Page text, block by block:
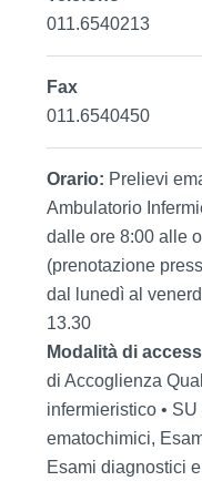
011.6540213
Fax
011.6540450
Orario: Prelievi
Ambulatorio
dalle ore 8:00 alle
(prenotazione
dal lunedì al
13.30
Modalità di
di Accoglienza
infermieristico •
ematochimici,
Esami diagnostici